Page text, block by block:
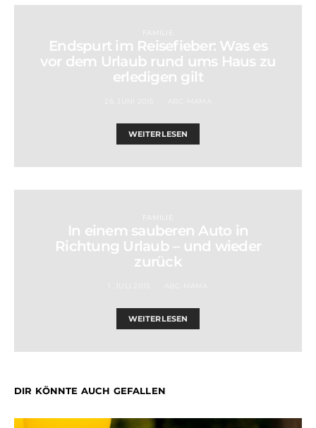
FAMILIE
Endspurt im Reisefieber: Was es
vor dem Urlaub rund ums Haus zu
erledigen gilt
WEITERLESEN
FAMILIE
In einem sauberen Auto in
Richtung Urlaub – und wieder
zurück
WEITERLESEN
DIR KÖNNTE AUCH GEFALLEN